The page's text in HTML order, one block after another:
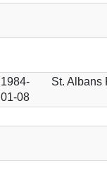
1984-
01-08
St. Albans